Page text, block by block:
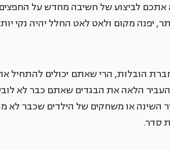
אתכם לביצוע של חשיבה מחדש על
יפנה מקום ולאט לאט החלל יהיה נקי
הובלות, הרי שאתם יכולים להתחיל
הלאה את הבגדים שאתם כבר לא
או משחקים של הילדים שכבר לא
סדר.